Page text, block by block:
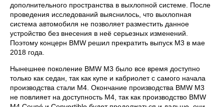
дополнительного пространства в выхлопной системе. После
проведения исследований выяснилось, что выхлопная
система автомобиля не позволяет разместить данное
устройство без внесения в неё серьезных изменений.
Поэтому концерн BMW решил прекратить выпуск M3 в мае
2018 года.
Нынешнее поколение BMW M3 было все время доступно
только как седан, так как купе и кабриолет с самого начала
производства стали M4. Окончание производства BMW M3
не повлияет на доступность M4, так как производство BMW